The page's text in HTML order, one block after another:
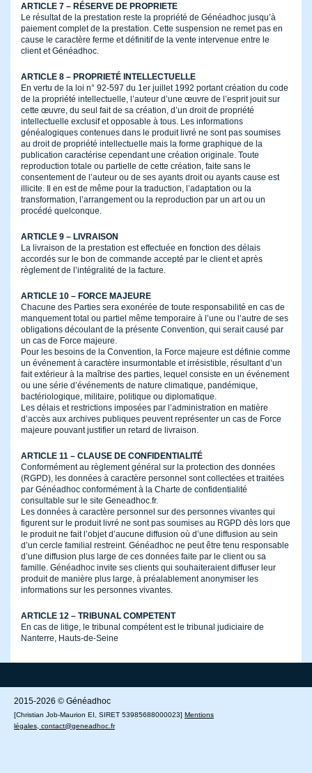
ARTICLE 7 – RÉSERVE DE PROPRIETE
Le résultat de la prestation reste la propriété de Généadhoc jusqu’à
paiement complet de la prestation. Cette suspension ne remet pas en
cause le caractère ferme et définitif de la vente intervenue entre le
client et Généadhoc.
ARTICLE 8 – PROPRIETÉ INTELLECTUELLE
En vertu de la loi n° 92-597 du 1er juillet 1992 portant création du code
de la propriété intellectuelle, l’auteur d’une œuvre de l’esprit jouit sur
cette œuvre, du seul fait de sa création, d’un droit de propriété
intellectuelle exclusif et opposable à tous. Les informations
généalogiques contenues dans le produit livré ne sont pas soumises
au droit de propriété intellectuelle mais la forme graphique de la
publication caractérise cependant une création originale. Toute
reproduction totale ou partielle de cette création, faite sans le
consentement de l’auteur ou de ses ayants droit ou ayants cause est
illicite. Il en est de même pour la traduction, l’adaptation ou la
transformation, l’arrangement ou la reproduction par un art ou un
procédé quelconque.
ARTICLE 9 – LIVRAISON
La livraison de la prestation est effectuée en fonction des délais
accordés sur le bon de commande accepté par le client et après
règlement de l’intégralité de la facture.
ARTICLE 10 – FORCE MAJEURE
Chacune des Parties sera exonérée de toute responsabilité en cas de
manquement total ou partiel même temporaire à l’une ou l’autre de ses
obligations découlant de la présente Convention, qui serait causé par
un cas de Force majeure.
Pour les besoins de la Convention, la Force majeure est définie comme
un événement à caractère insurmontable et irrésistible, résultant d’un
fait extérieur à la maîtrise des parties, lequel consiste en un événement
ou une série d’événements de nature climatique, pandémique,
bactériologique, militaire, politique ou diplomatique.
Les délais et restrictions imposées par l’administration en matière
d’accès aux archives publiques peuvent représenter un cas de Force
majeure pouvant justifier un retard de livraison.
ARTICLE 11 – CLAUSE DE CONFIDENTIALITÉ
Conformément au règlement général sur la protection des données
(RGPD), les données à caractère personnel sont collectées et traitées
par Généadhoc conformément à la Charte de confidentialité
consultable sur le site Geneadhoc.fr.
Les données à caractère personnel sur des personnes vivantes qui
figurent sur le produit livré ne sont pas soumises au RGPD dès lors que
le produit ne fait l’objet d’aucune diffusion où d’une diffusion au sein
d’un cercle familial restreint. Généadhoc ne peut être tenu responsable
d’une diffusion plus large de ces données faite par le client ou sa
famille. Généadhoc invite ses clients qui souhaiteraient diffuser leur
produit de manière plus large, à préalablement anonymiser les
informations sur les personnes vivantes.
ARTICLE 12 – TRIBUNAL COMPETENT
En cas de litige, le tribunal compétent est le tribunal judiciaire de
Nanterre, Hauts-de-Seine
2015-2026 © Généadhoc
[Christian Job-Maurion EI, SIRET 53985688000023] Mentions
légales contact@geneadhoc.fr